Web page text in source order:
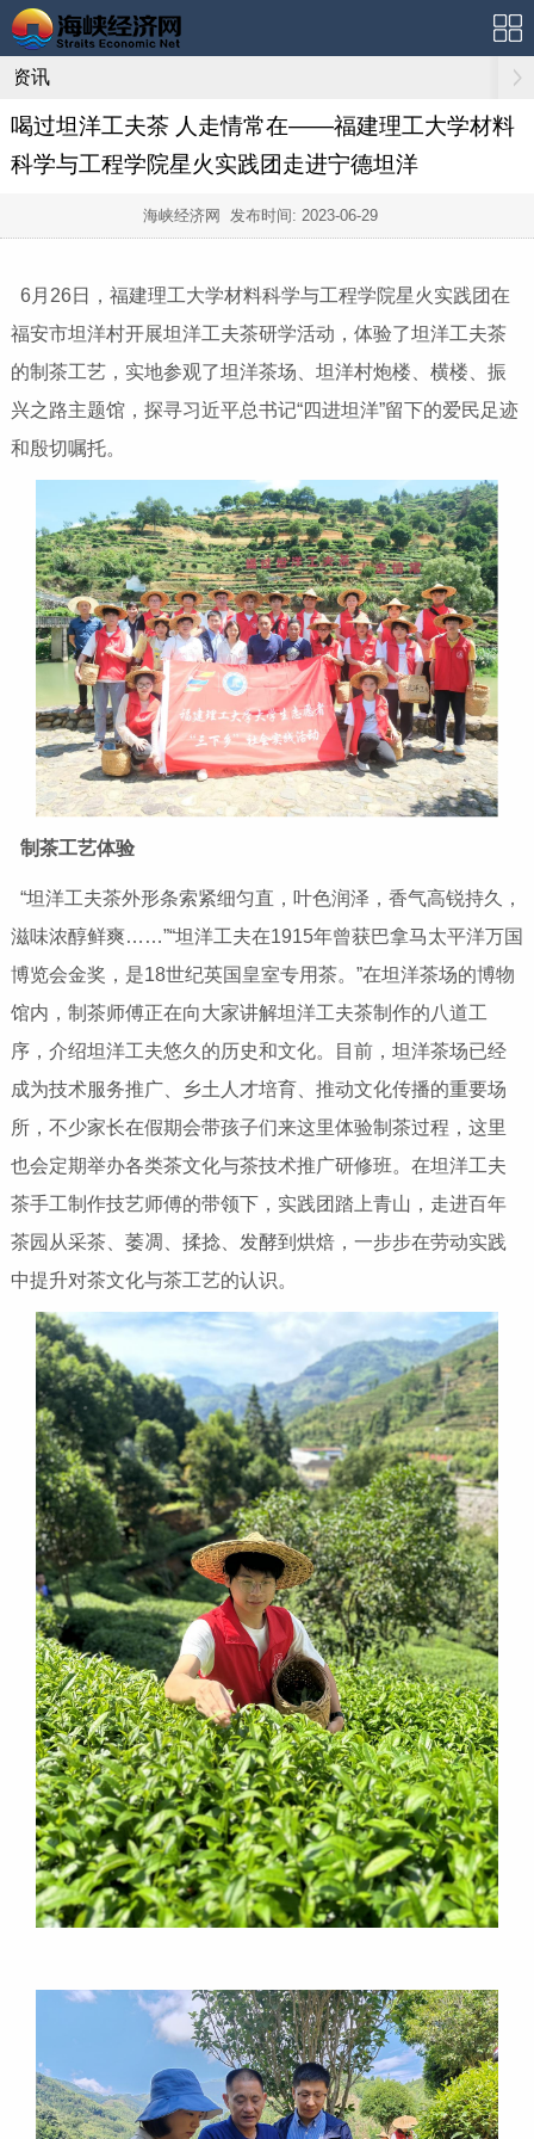
资讯
喝过坦洋工夫茶 人走情常在——福建理工大学材料
科学与工程学院星火实践团走进宁德坦洋
海峡经济网 发布时间: 2023-06-29
6月26日，福建理工大学材料科学与工程学院星火实践团在
福安市坦洋村开展坦洋工夫茶研学活动，体验了坦洋工夫茶
的制茶工艺，实地参观了坦洋茶场、坦洋村炮楼、横楼、振
兴之路主题馆，探寻习近平总书记“四进坦洋”留下的爱民足迹
和殷切嘱托。
制茶工艺体验
“坦洋工夫茶外形条索紧细匀直，叶色润泽，香气高锐持久，
滋味浓醇鲜爽……”“坦洋工夫在1915年曾获巴拿马太平洋万国
博览会金奖，是18世纪英国皇室专用茶。”在坦洋茶场的博物
馆内，制茶师傅正在向大家讲解坦洋工夫茶制作的八道工
序，介绍坦洋工夫悠久的历史和文化。目前，坦洋茶场已经
成为技术服务推广、乡土人才培育、推动文化传播的重要场
所，不少家长在假期会带孩子们来这里体验制茶过程，这里
也会定期举办各类茶文化与茶技术推广研修班。在坦洋工夫
茶手工制作技艺师傅的带领下，实践团踏上青山，走进百年
茶园从采茶、萎凋、揉捻、发酵到烘焙，一步步在劳动实践
中提升对茶文化与茶工艺的认识。